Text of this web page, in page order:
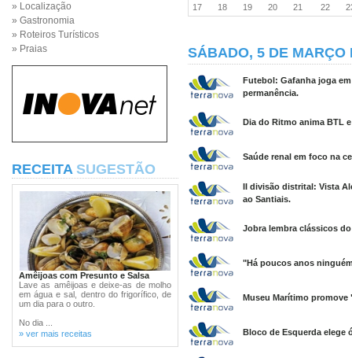
» Localização
» Gastronomia
» Roteiros Turísticos
» Praias
RECEITA SUGESTÃO
Amêijoas com Presunto e Salsa
Lave as amêijoas e deixe-as de molho
em água e sal, dentro do frigorífico, de
um dia para o outro.
No dia ...
» ver mais receitas
17
18 19 20 21 22
SÁBADO, 5 DE MARÇO
Futebol: Gafanha joga
permanência.
Dia do Ritmo anima BTL
Saúde renal em foco na
II divisão distrital: Vista
ao Santiais.
Jobra lembra clássicos
"Há poucos anos
Museu Marítimo promove
Bloco de Esquerda elege